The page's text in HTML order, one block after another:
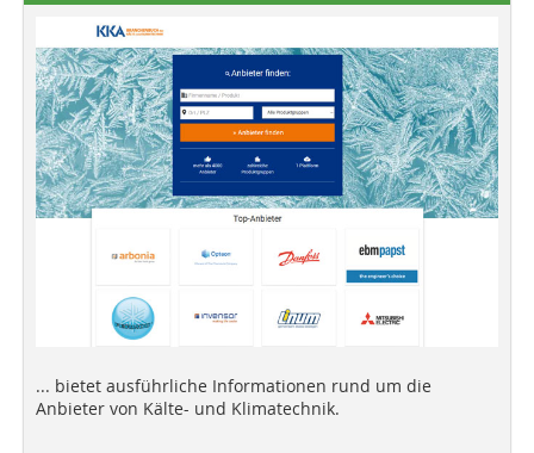
... bietet ausführliche Informationen rund um die
Anbieter von Kälte- und Klimatechnik.